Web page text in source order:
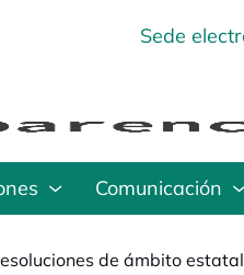
Sede
Comunicación
de ámbito